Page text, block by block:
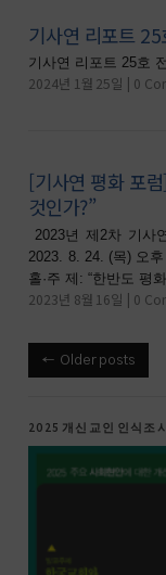
기사연 리포트
기사연 리포트 25호
2024년 1월 25일 0
[기사연 평화 포
것인가?”
2023년 제2차 기사
2023. 8. 24. (목) 오
홀·주 제: “한반도 평
2023년 8월 16일 0
Older posts
2025 개신교인 인식조